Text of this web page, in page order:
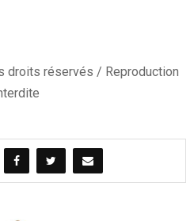
droits réservés / Reproduction